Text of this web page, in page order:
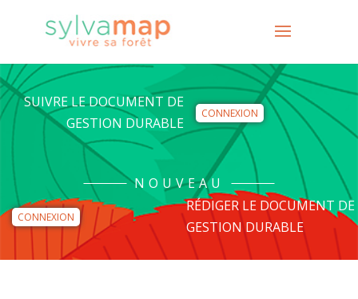
SUIVRE LE DOCUMENT DE
GESTION DURABLE
CONNEXION
NOUVEAU
CONNEXION
RÉDIGER LE DOCUMENT DE
GESTION DURABLE